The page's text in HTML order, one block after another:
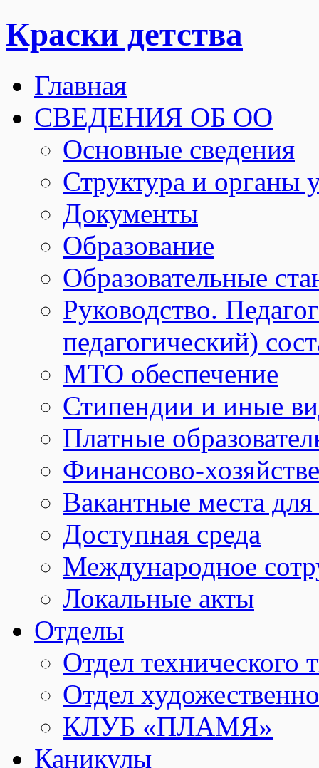
Краски детства
Главная
СВЕДЕНИЯ ОБ ОО
Основные сведения
Структура и органы
Документы
Образование
Образовательные
Руководство.
педагогический)
МТО обеспечение
Стипендии и иные
Платные
Финансово-
Вакантные места
Доступная среда
Международное
Локальные акты
Отделы
Отдел технического
Отдел
КЛУБ «ПЛАМЯ»
Каникулы